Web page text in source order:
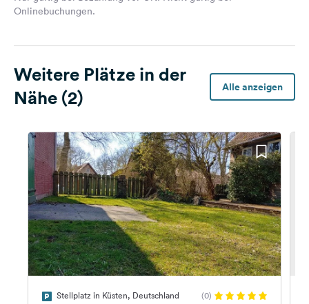
Onlinebuchungen.
Weitere Plätze in der
Nähe (2)
Alle anzeigen
Stellplatz in Küsten, Deutschland (0)